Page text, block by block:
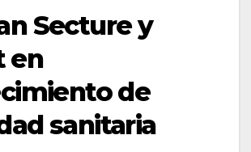
Secture y
en
de
sanitaria